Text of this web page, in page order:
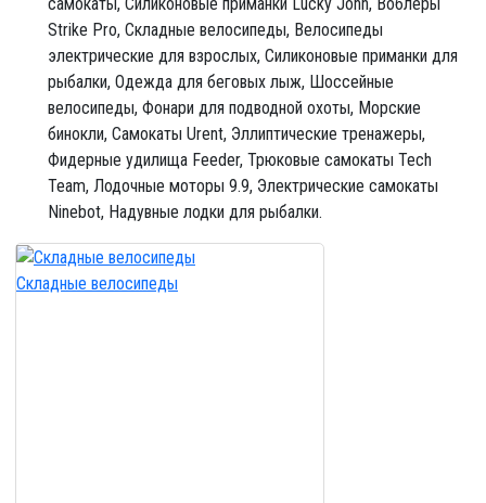
Strike Pro, Cкладные велосипеды, Велосипеды
электрические для взрослых, Силиконовые приманки для
рыбалки, Одежда для беговых лыж, Шоссейные
велосипеды, Фонари для подводной охоты, Морские
бинокли, Cамокаты Urent, Эллиптические тренажеры,
Фидерные удилища Feeder, Трюковые самокаты Tech
Team, Лодочные моторы 9.9, Электрические самокаты
Ninebot, Надувные лодки для рыбалки.
Cкладные велосипеды